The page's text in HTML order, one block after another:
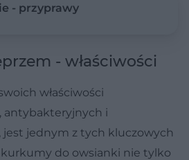
- przyprawy
- właściwości
właściwości
antybakteryjnych i
jest jednym z tych kluczowych
do owsianki nie tylko